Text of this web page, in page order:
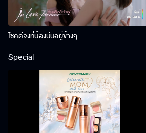
โชคดีจังที่น้องนีนอยู่ข้างๆ
Special